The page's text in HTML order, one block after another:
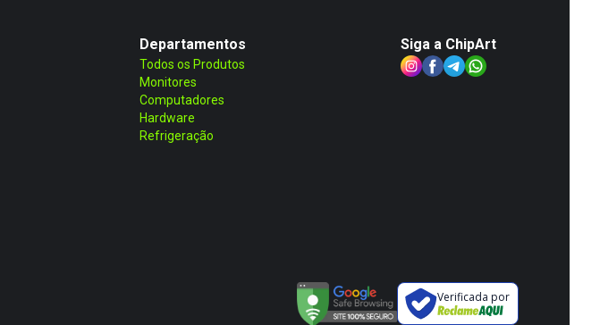
Departamentos
Todos os Produtos
Monitores
Computadores
Hardware
Refrigeração
Siga a ChipArt
Verificada por